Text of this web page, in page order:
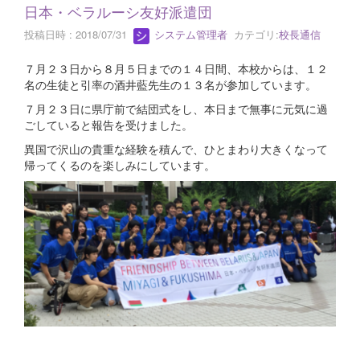
日本・ベラルーシ友好派遣団
投稿日時 : 2018/07/31 システム管理者 カテゴリ:校長通信
７月２３日から８月５日までの１４日間、本校からは、１２
名の生徒と引率の酒井藍先生の１３名が参加しています。
７月２３日に県庁前で結団式をし、本日まで無事に元気に過
ごしていると報告を受けました。
異国で沢山の貴重な経験を積んで、ひとまわり大きくなって
帰ってくるのを楽しみにしています。